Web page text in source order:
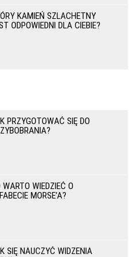
KAMIEŃ SZLACHETNY
ODPOWIEDNI DLA CIEBIE?
PRZYGOTOWAĆ SIĘ DO
WARTO WIEDZIEĆ O
MORSE’A?
SIĘ NAUCZYĆ WIDZENIA